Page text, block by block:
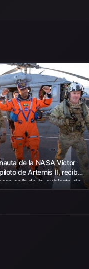
de la NASA Victor
de Artemis II, recibe
salir de la cubierta de
de llegar a bordo